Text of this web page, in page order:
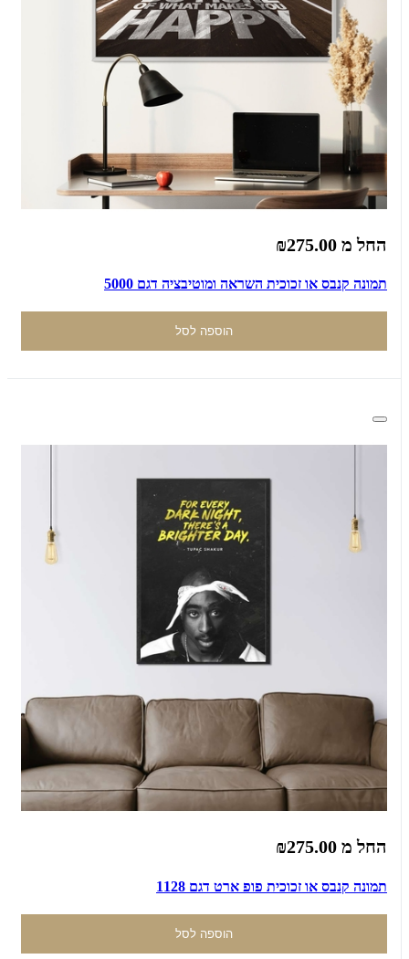
החל מ ₪275.00
תמונה קנבס או זכוכית השראה ומוטיבציה דגם 5000
הוספה לסל
החל מ ₪275.00
תמונה קנבס או זכוכית פופ ארט דגם 1128
הוספה לסל